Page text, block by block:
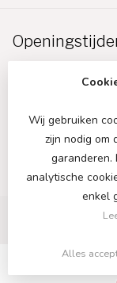
Wij gebruiken
zijn nodig om
garanderen.
analytische
enkel
Alles